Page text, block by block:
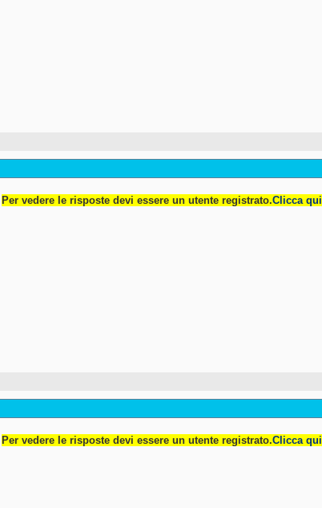
Per vedere le risposte devi essere un utente registrato.Clicca qui
Per vedere le risposte devi essere un utente registrato.Clicca qui